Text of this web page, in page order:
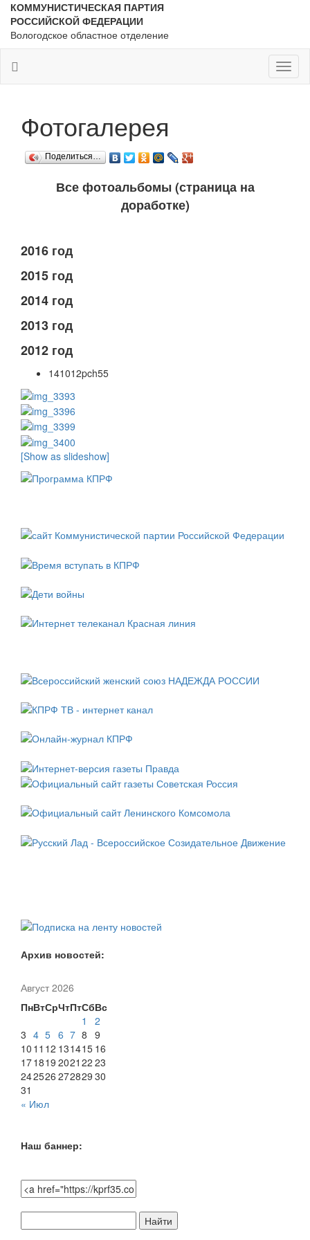
КОММУНИСТИЧЕСКАЯ ПАРТИЯ
РОССИЙСКОЙ ФЕДЕРАЦИИ
Вологодское областное отделение
Фотогалерея
Поделиться…
Все фотоальбомы (страница на
доработке)
2016 год
2015 год
2014 год
2013 год
2012 год
141012pch55
[Show as slideshow]
Архив новостей:
Август 2026
ПнВтСрЧтПтСбВс
1
2
3 4 5 6 7 8 9
10 11 12 131415 16
171819 2021 22 23
242526 272829 30
31
« Июл
Наш баннер:
по